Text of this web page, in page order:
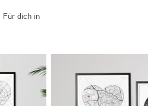
Für dich in